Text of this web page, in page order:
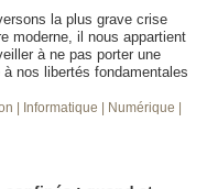
la plus grave crise
moderne, il nous appartient
à ne pas porter une
nos libertés fondamentales
| Informatique | Numérique |